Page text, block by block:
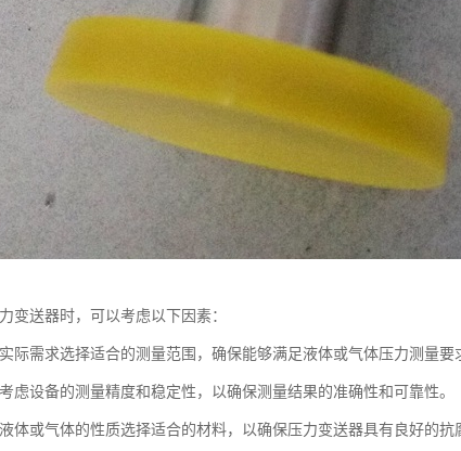
变送器时，可以考虑以下因素：
际需求选择适合的测量范围，确保能够满足液体或气体压力测量要
虑设备的测量精度和稳定性，以确保测量结果的准确性和可靠性。
体或气体的性质选择适合的材料，以确保压力变送器具有良好的抗